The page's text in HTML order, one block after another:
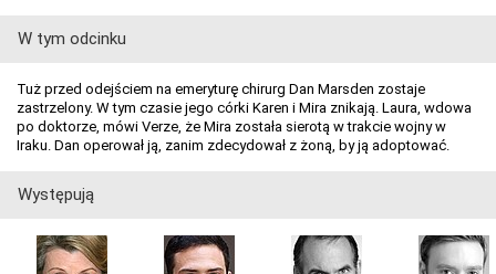
W tym odcinku
Tuż przed odejściem na emeryturę chirurg Dan Marsden zostaje
zastrzelony. W tym czasie jego córki Karen i Mira znikają. Laura, wdowa
po doktorze, mówi Verze, że Mira została sierotą w trakcie wojny w
Iraku. Dan operował ją, zanim zdecydował z żoną, by ją adoptować.
Występują